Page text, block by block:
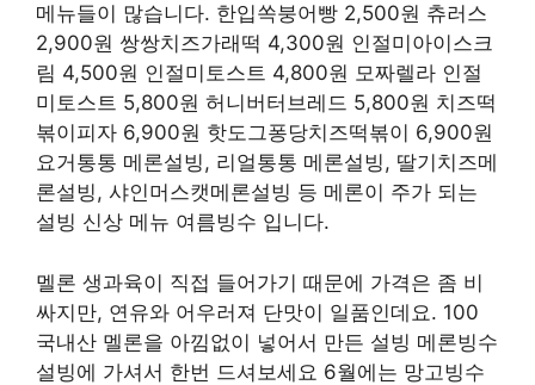
메뉴들이 많습니다. 한입쏙붕어빵 2,500원 츄러스
2,900원 쌍쌍치즈가래떡 4,300원 인절미아이스크
림 4,500원 인절미토스트 4,800원 모짜렐라 인절
미토스트 5,800원 허니버터브레드 5,800원 치즈떡
볶이피자 6,900원 핫도그퐁당치즈떡볶이 6,900원
요거통통 메론설빙, 리얼통통 메론설빙, 딸기치즈메
론설빙, 샤인머스캣메론설빙 등 메론이 주가 되는
설빙 신상 메뉴 여름빙수 입니다.
멜론 생과육이 직접 들어가기 때문에 가격은 좀 비
싸지만, 연유와 어우러져 단맛이 일품인데요. 100
국내산 멜론을 아낌없이 넣어서 만든 설빙 메론빙수
설빙에 가셔서 한번 드셔보세요 6월에는 망고빙수